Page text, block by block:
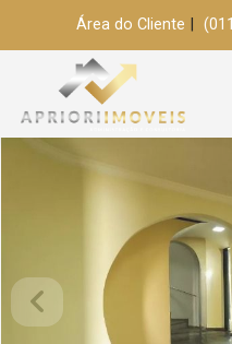
Área do Cliente